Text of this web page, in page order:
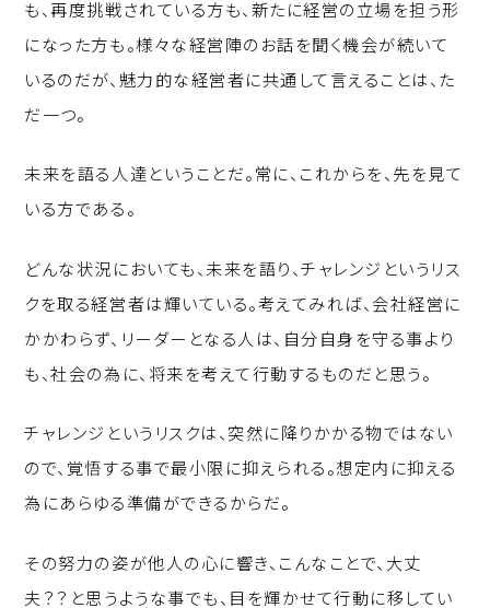
も、再度挑戦されている方も、新たに経営の立場を担う形
になった方も。様々な経営陣のお話を聞く機会が続いて
いるのだが、魅力的な経営者に共通して言えることは、た
だ一つ。
未来を語る人達ということだ。常に、これからを、先を見て
いる方である。
どんな状況においても、未来を語り、チャレンジというリス
クを取る経営者は輝いている。考えてみれば、会社経営に
かかわらず、リーダーとなる人は、自分自身を守る事より
も、社会の為に、将来を考えて行動するものだと思う。
チャレンジというリスクは、突然に降りかかる物ではない
ので、覚悟する事で最小限に抑えられる。想定内に抑える
為にあらゆる準備ができるからだ。
その努力の姿が他人の心に響き、こんなことで、大丈
夫？？と思うような事でも、目を輝かせて行動に移してい